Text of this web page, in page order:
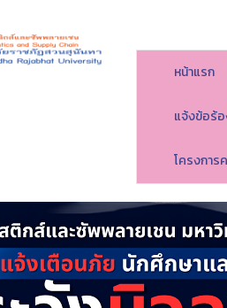
หน้าแรก
แจ้งข้อร้
โครงการ